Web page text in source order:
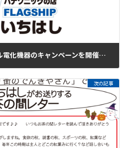
2018年9月1日からオール電化機器のキャンペーンを開催します！！！【２０１８/９/１～１０/２４】
次の記事